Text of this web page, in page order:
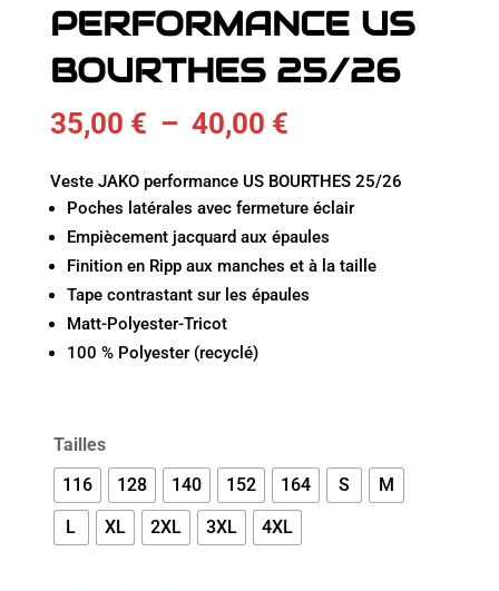
PERFORMANCE US
BOURTHES 25/26
35,00 € – 40,00 €Plage
prix :
35,00 €
à
40,00 €
Veste JAKO performance US BOURTHES 25/26
Poches latérales avec fermeture éclair
Empiècement jacquard aux épaules
Finition en Ripp aux manches et à la taille
Tape contrastant sur les épaules
Matt-Polyester-Tricot
100 % Polyester (recyclé)
Tailles
116
128 140 152 164 S
M
L
XL 2XL 3XL 4XL